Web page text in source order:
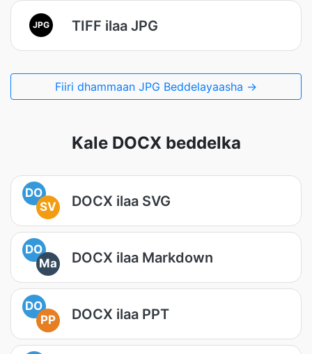
JPG TIFF ilaa JPG
Fiiri dhammaan JPG Beddelayaasha →
Kale DOCX beddelka
DO
SV
DOCX ilaa SVG
DO
Ma
DOCX ilaa Markdown
DO
PP
DOCX ilaa PPT